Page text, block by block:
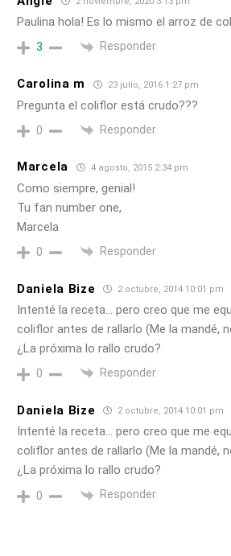
Paulina hola! Es lo mismo el arroz de
3 Responder
Carolina m 23 julio, 2016 1:27 pm
Pregunta el coliflor está crudo???
0 Responder
Marcela 4 agosto, 2015 2:34 pm
Como siempre, genial!
Tu fan number one,
Marcela
0 Responder
Daniela Bize 2 octubre, 2014 10:01 pm
Intenté la receta… pero creo que me
coliflor antes de rallarlo (Me la mandé,
¿La próxima lo rallo crudo?
0 Responder
Daniela Bize 2 octubre, 2014 10:01 pm
Intenté la receta… pero creo que me
coliflor antes de rallarlo (Me la mandé,
¿La próxima lo rallo crudo?
0 Responder